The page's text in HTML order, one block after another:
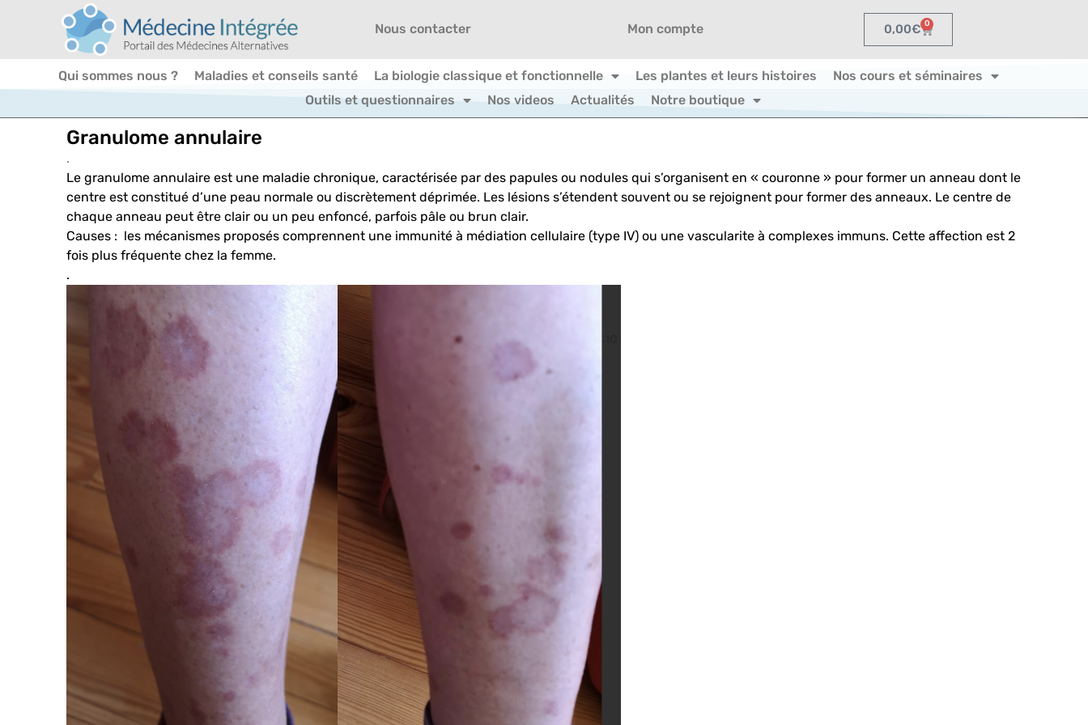
Nous contacter Mon compte 0,00€ 0
Qui sommes nous ? Maladies et conseils santé La biologie classique et fonctionnelle Les plantes et leurs histoires
Nos cours et séminaires
Outils et questionnaires
Nos videos Actualités Notre boutique
Granulome annulaire
.
Le granulome annulaire est une maladie chronique, caractérisée par des papules ou nodules qui s’organisent en « couronne » pour former un anneau dont le
centre est constitué d’une peau normale ou discrètement déprimée. Les lésions s’étendent souvent ou se rejoignent pour former des anneaux. Le centre de
chaque anneau peut être clair ou un peu enfoncé, parfois pâle ou brun clair.
Causes : les mécanismes proposés comprennent une immunité à médiation cellulaire (type IV) ou une vascularite à complexes immuns. Cette affection est 2
fois plus fréquente chez la femme.
.